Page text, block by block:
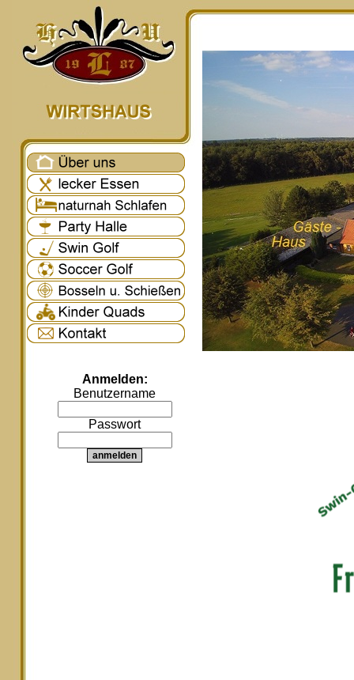
Anmelden:
Benutzername
Passwort